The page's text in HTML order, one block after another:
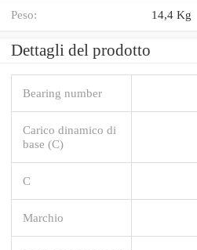
Peso: 14,4 Kg
Dettagli del prodotto
Bearing number
Carico dinamico di
base (C)
C
Marchio